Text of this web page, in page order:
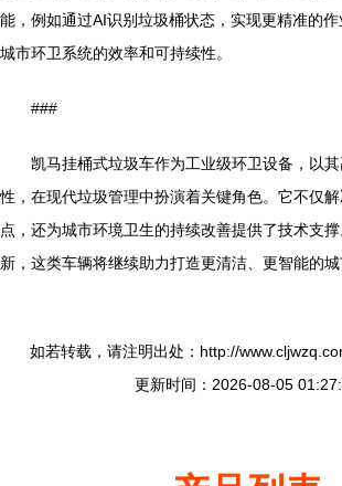
能，例如通过AI识别垃圾桶状态，实现更精准的
城市环卫系统的效率和可持续性。
###
凯马挂桶式垃圾车作为工业级环卫设备，以
性，在现代垃圾管理中扮演着关键角色。它不仅
点，还为城市环境卫生的持续改善提供了技术支
新，这类车辆将继续助力打造更清洁、更智能的城
如若转载，请注明出处：http://
更新时间：2026-08-05